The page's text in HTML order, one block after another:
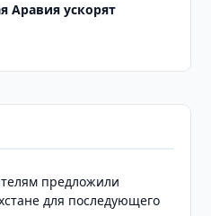
Аравия ускорят
предложили
для последующего